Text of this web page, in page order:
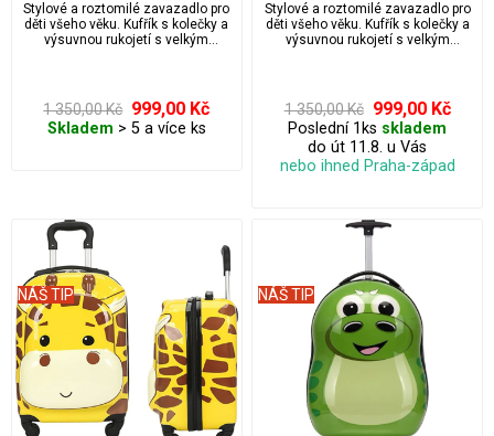
Stylové a roztomilé zavazadlo pro
děti všeho věku. Kufřík s kolečky a
výsuvnou rukojetí s velkým
1 350,00 Kč 999,00 Kč
Skladem > 5 a více ks
Stylové a roztomilé zavazadlo pro
děti všeho věku. Kufřík s kolečky a
výsuvnou rukojetí s velkým
1 350,00 Kč 999,00 Kč
Poslední 1ks skladem
do út 11.8. u Vás
nebo ihned Praha-západ
NÁŠ TIP NÁŠ TIP